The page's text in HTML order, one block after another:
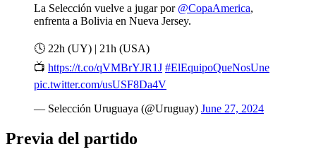
La Selección vuelve a jugar por @CopaAmerica,
enfrenta a Bolivia en Nueva Jersey.
🕓 22h (UY) | 21h (USA)
📺 https://t.co/qVMBrYJR1J #ElEquipoQueNosUne
pic.twitter.com/usUSF8Da4V
— Selección Uruguaya (@Uruguay) June 27, 2024
Previa del partido